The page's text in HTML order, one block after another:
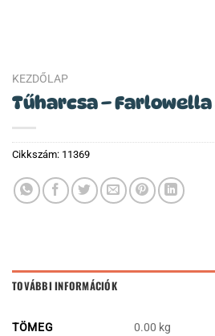
KEZDŐLAP
Tűharcsa – Farlowella
Cikkszám: 11369
TOVÁBBI INFORMÁCIÓK
TÖMEG
0.00 kg